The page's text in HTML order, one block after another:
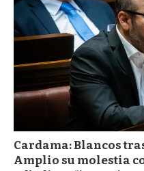
Cardama: Blancos
Amplio su molestia